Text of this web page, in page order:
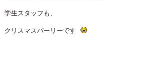
学生スタッフも、
クリスマスパーリーです